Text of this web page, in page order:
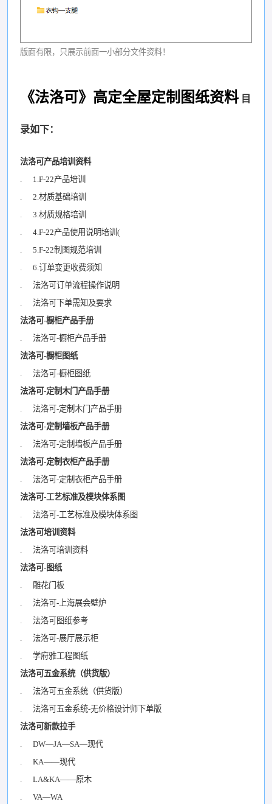
版面有限，只展示前面一小部分文件资料！
《法洛可》高定全屋定制图纸资料目
录如下：
法洛可产品培训资料
. 1.F-22产品培训
. 2.材质基础培训
. 3.材质规格培训
. 4.F-22产品使用说明培训(
. 5.F-22制图规范培训
. 6.订单变更收费须知
. 法洛可订单流程操作说明
. 法洛可下单需知及要求
法洛可-橱柜产品手册
. 法洛可-橱柜产品手册
法洛可-橱柜图纸
. 法洛可-橱柜图纸
法洛可-定制木门产品手册
. 法洛可-定制木门产品手册
法洛可-定制墙板产品手册
. 法洛可-定制墙板产品手册
法洛可-定制衣柜产品手册
. 法洛可-定制衣柜产品手册
法洛可-工艺标准及模块体系图
. 法洛可-工艺标准及模块体系图
法洛可培训资料
. 法洛可培训资料
法洛可-图纸
. 雕花门板
. 法洛可-上海展会壁炉
. 法洛可图纸参考
. 法洛可-展厅展示柜
. 学府雅工程图纸
法洛可五金系统（供货版）
. 法洛可五金系统（供货版）
. 法洛可五金系统-无价格设计师下单版
法洛可新款拉手
. DW—JA—SA—现代
. KA——现代
. LA&KA——原木
. VA—WA